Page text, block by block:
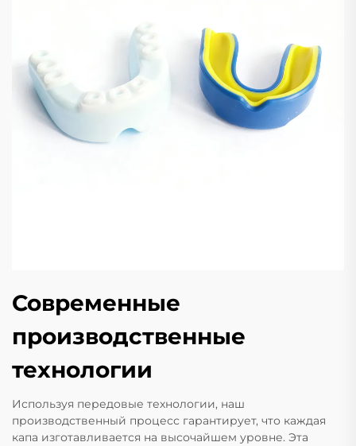
Современные
производственные
технологии
Используя передовые технологии, наш
производственный процесс гарантирует, что каждая
капа изготавливается на высочайшем уровне. Эта